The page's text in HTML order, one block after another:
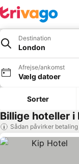
Destination
London
Afrejse/ankomst
Vælg datoer
Sorter
Billige hoteller i
Sådan påvirker